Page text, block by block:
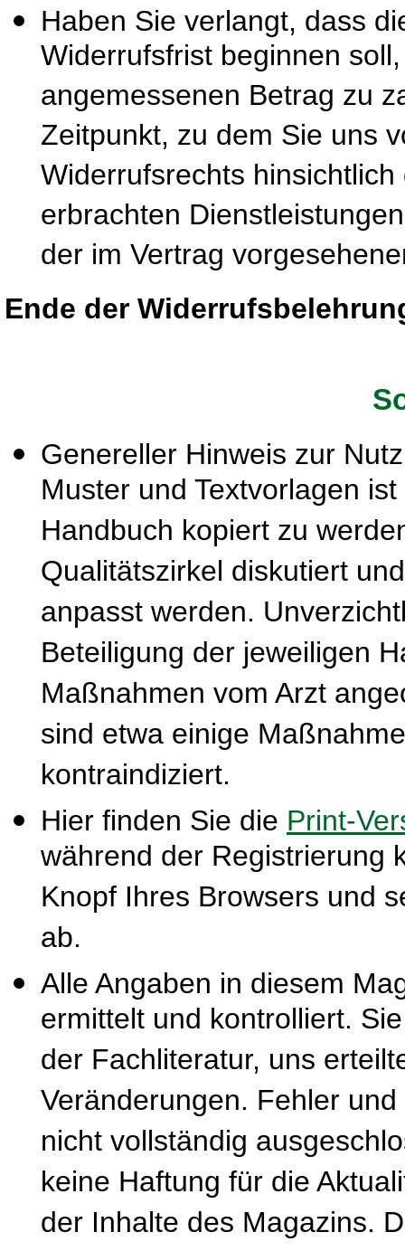
Haben Sie verlangt, dass
Widerrufsfrist beginnen
angemessenen Betrag zu
Zeitpunkt, zu dem Sie uns
Widerrufsrechts
erbrachten
der im Vertrag
Ende der
Genereller Hinweis zur
Muster und Textvorlagen
Handbuch kopiert zu
Qualitätszirkel diskutiert
anpasst werden.
Beteiligung der jeweiligen
Maßnahmen vom Arzt
sind etwa einige
kontraindiziert.
Hier finden Sie die Print-
während der Registrierung
Knopf Ihres Browsers und
ab.
Alle Angaben in diesem
ermittelt und kontrolliert.
der Fachliteratur, uns
Veränderungen. Fehler
nicht vollständig
keine Haftung für die
der Inhalte des Magazins.